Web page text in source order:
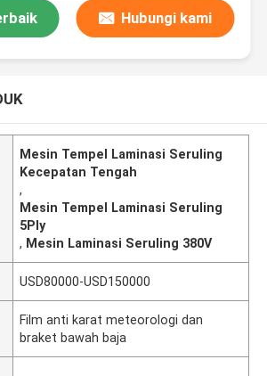
Hubungi kami
Mesin Tempel Laminasi Seruling
Kecepatan Tengah
,
Mesin Tempel Laminasi Seruling
5Ply
, Mesin Laminasi Seruling 380V
USD80000-USD150000
Film anti karat meteorologi dan
braket bawah baja